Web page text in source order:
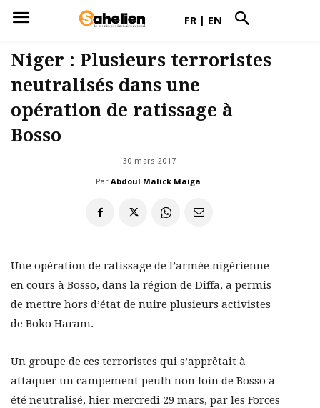
FR | EN
Niger : Plusieurs terroristes
neutralisés dans une
opération de ratissage à
Bosso
30 mars 2017
Par Abdoul Malick Maiga
Une opération de ratissage de l’armée nigérienne
en cours à Bosso, dans la région de Diffa, a permis
de mettre hors d’état de nuire plusieurs activistes
de Boko Haram.
Un groupe de ces terroristes qui s’apprêtait à
attaquer un campement peulh non loin de Bosso a
été neutralisé, hier mercredi 29 mars, par les Forces